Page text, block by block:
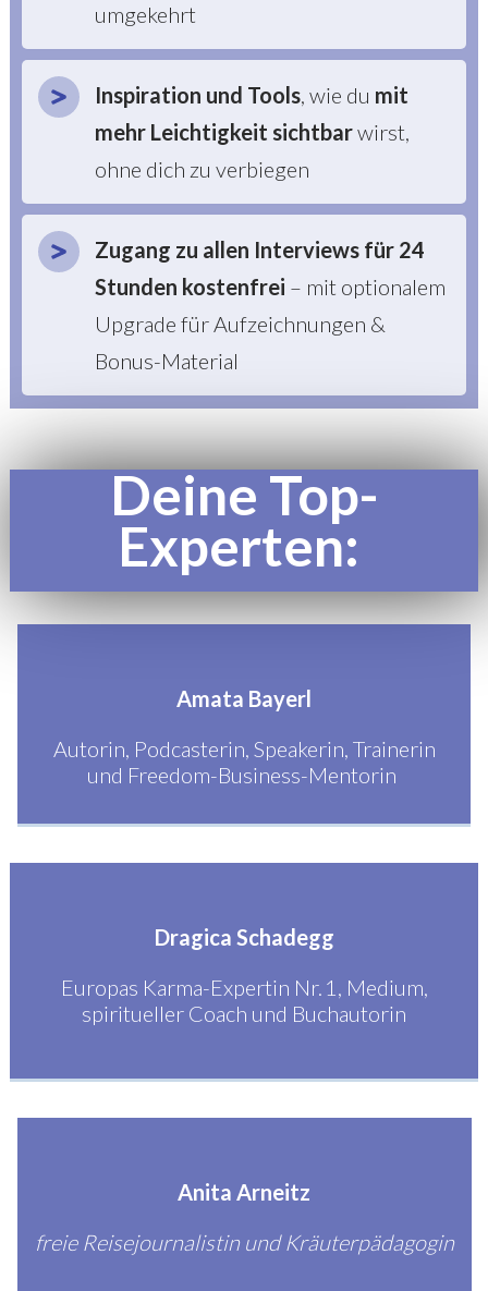
umgekehrt
Inspiration und Tools, wie du mit
mehr Leichtigkeit sichtbarwirst,
ohne dich zu verbiegen
Zugang zu allen Interviews für 24
Stunden kostenfrei – mit optionalem
Upgrade für Aufzeichnungen &
Bonus-Material
Deine Top-
Experten:
Amata Bayerl
Autorin, Podcasterin, Speakerin, Trainerin
und Freedom-Business-Mentorin
Dragica Schadegg
Europas Karma-Expertin Nr. 1, Medium,
spiritueller Coach und Buchautorin
Anita Arneitz
freie Reisejournalistin und Kräuterpädagogin